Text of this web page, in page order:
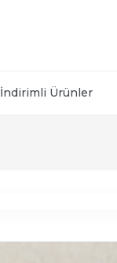
İndirimli Ürünler